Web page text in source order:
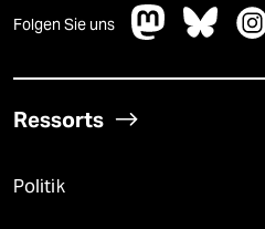
Folgen Sie uns
Ressorts
Politik